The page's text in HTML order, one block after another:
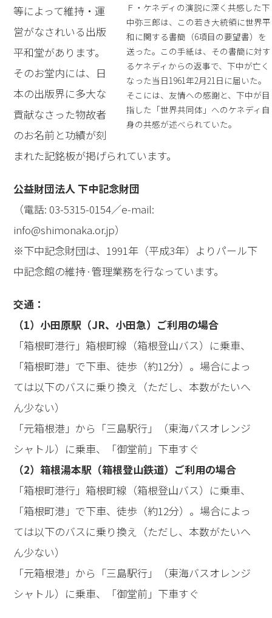
Ｆ・ケネディの演説に深く共感した下
中弥三郎は、この若き大統領に世界平
和に関する書簡（6項目の要望書）を
送った。この手紙は、その書簡に対す
るケネディからの返事で、下中が亡く
なった当日1961年2月21日に届いた。
そこには、友情への感謝と、下中が目
指した「世界共同体」へのケネディ自
身の共感が述べられていた。
等によって維持・運
営がなされいる出版
平和堂があります。
そのお堂内には、日
本の出版界に多大な
貢献なさった物故者
のお名前と功績が刻
まれた記銘板が掲げられています。
公益財団法人 下中記念財団
（電話: 03-5315-0154／e-mail:
info@shimonaka.or.jp）
※下中記念財団は、1991年（平成3年）よりパール下
中記念館の維持·管理業務を行なっています。
交通：
（1）小田原駅（JR、小田急）ご利用の場合
「箱根町港行」箱根町線（箱根登山バス）に乗車、
「箱根町港」で下車、徒歩（約12分）。場合によっ
ては以下のバスに乗り換え（ただし、本数がたいへ
ん少ない）
「元箱根港」から「三島駅行」（東海バスオレンジ
シャトル）に乗車、「御堂前」下車すぐ
（2）箱根湯本駅（箱根登山鉄道）ご利用の場合
「箱根町港行」箱根町線（箱根登山バス）に乗車、
「箱根町港」で下車、徒歩（約12分）。場合によっ
ては以下のバスに乗り換え（ただし、本数がたいへ
ん少ない）
「元箱根港」から「三島駅行」（東海バスオレンジ
シャトル）に乗車、「御堂前」下車すぐ